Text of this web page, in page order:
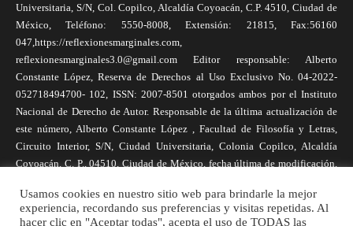
Universitaria, S/N, Col. Copilco, Alcaldía Coyoacán, C.P. 4510, Ciudad de
México, Teléfono: 5550-8008, Extensión: 21815, Fax:56160
047,https://reflexionesmarginales.com,
reflexionesmarginales3.0@gmail.com Editor responsable: Alberto
Constante López, Reserva de Derechos al Uso Exclusivo No. 04-2022-
052718494700- 102, ISSN: 2007-8501 otorgados ambos por el Instituto
Nacional de Derecho de Autor. Responsable de la última actualización de
este número, Alberto Constante López , Facultad de Filosofía y Letras,
Circuito Interior, S/N, Ciudad Universitaria, Colonia Copilco, Alcaldía
Coyoacán, C. P., 04510, Ciudad de México, fecha última de modificación,
necesariamente reflejan la postura de la revista, ni de Universidad Nacional
Autónoma de México. Los autores son responsables de los contenidos de
Usamos cookies en nuestro sitio web para brindarle la mejor
experiencia, recordando sus preferencias y visitas repetidas. Al
hacer clic en "Aceptar todas", acepta el uso de TODAS las